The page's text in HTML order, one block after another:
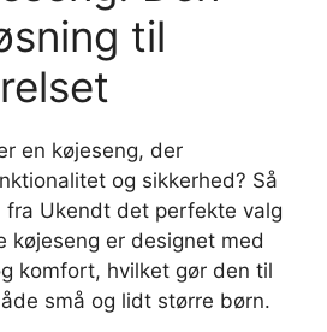
til
en køjeseng, der
og sikkerhed? Så
fra Ukendt det perfekte valg
køjeseng er designet med
komfort, hvilket gør den til
små og lidt større børn.